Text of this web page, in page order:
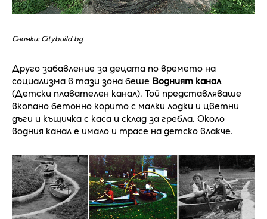
Снимки: Citybuild.bg
Друго забавление за децата по времето на
социализма в тази зона беше Водният канал
(Детски плавателен канал). Той представляваше
вкопано бетонно корито с малки лодки и цветни
дъги и къщичка с каса и склад за гребла. Около
водния канал е имало и трасе на детско влакче.